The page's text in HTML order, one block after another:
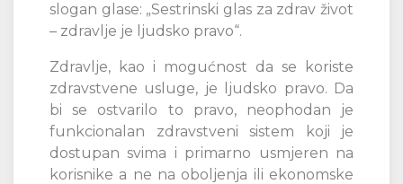
slogan glase: „Sestrinski glas za zdrav život
– zdravlje je ljudsko pravo“.
Zdravlje, kao i mogućnost da se koriste
zdravstvene usluge, je ljudsko pravo. Da
bi se ostvarilo to pravo, neophodan je
funkcionalan zdravstveni sistem koji je
dostupan svima i primarno usmjeren na
korisnike a ne na oboljenja ili ekonomske